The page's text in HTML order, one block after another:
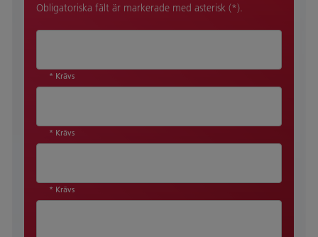
Obligatoriska fält är markerade med asterisk (*).
* Krävs
* Krävs
* Krävs